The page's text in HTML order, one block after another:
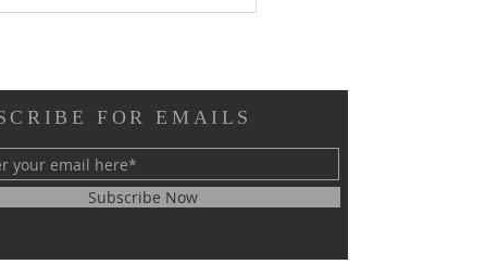
FOR EMAILS
Subscribe Now